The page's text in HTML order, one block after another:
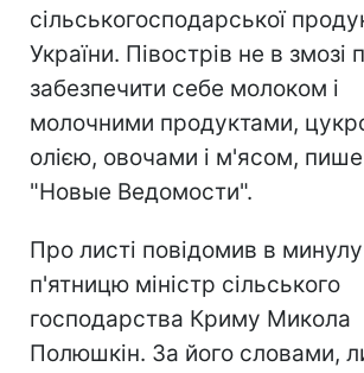
сільськогосподарської
України. Півострів не в змозі
забезпечити себе молоком і
молочними продуктами,
олією, овочами і м'ясом, пише
"Новые Ведомости".
Про листі повідомив в минулу
п'ятницю міністр сільського
господарства Криму Микола
Полюшкін. За його словами,